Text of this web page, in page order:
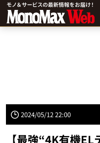
2024/05/12 22:00
【最強“4K有機